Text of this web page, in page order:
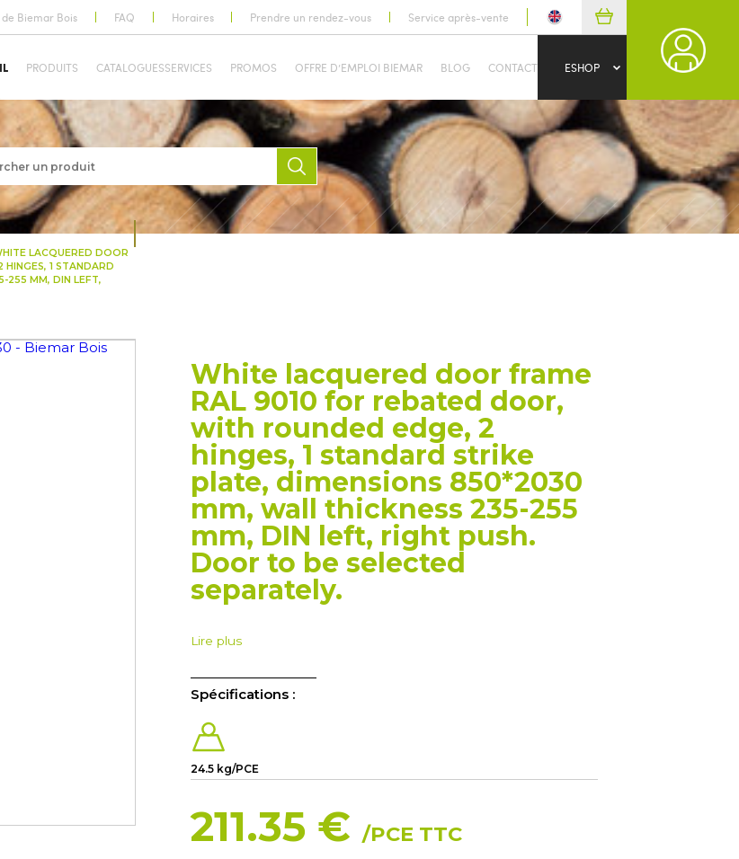
Biemar Bois FAQ Horaires Prendre un rendez-vous Service après-vente
PRODUITS CATALOGUESSERVICES PROMOS OFFRE D’EMPLOI BIEMAR BLOG CONTACT ESHOP
LACQUERED DOOR
1 STANDARD
255 MM, DIN LEFT,
White lacquered door frame
RAL 9010 for rebated door,
with rounded edge, 2
hinges, 1 standard strike
plate, dimensions 850*2030
mm, wall thickness 235-255
mm, DIN left, right push.
Door to be selected
separately.
Lire plus
Spécifications :
24.5 kg/PCE
211.35 € /PCE TTC